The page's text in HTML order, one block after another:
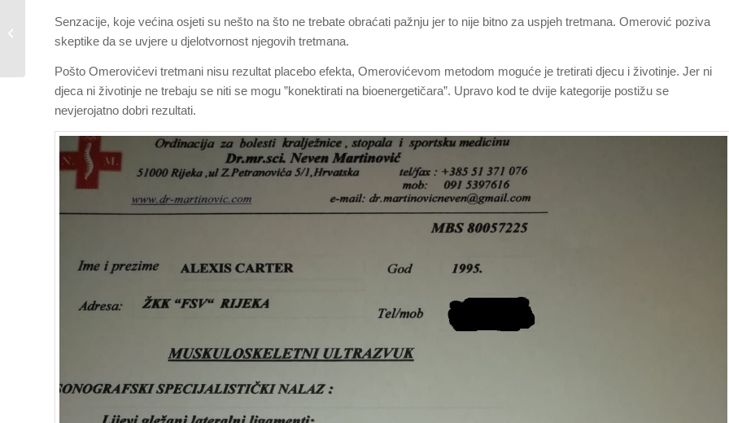
Senzacije, koje većina osjeti su nešto na što ne trebate obraćati pažnju jer to nije bitno za uspjeh tretmana. Omerović poziva
skeptike da se uvjere u djelotvornost njegovih tretmana.
Pošto Omerovićevi tretmani nisu rezultat placebo efekta, Omerovićevom metodom moguće je tretirati djecu i životinje. Jer ni
djeca ni životinje ne trebaju se niti se mogu ”konektirati na bioenergetičara”. Upravo kod te dvije kategorije postižu se
nevjerojatno dobri rezultati.
februara/veljače 2026.
godine u 20 sati